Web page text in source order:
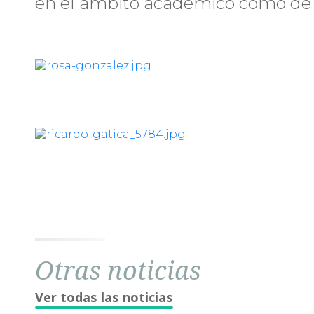
Otras noticias
Ver todas las noticias